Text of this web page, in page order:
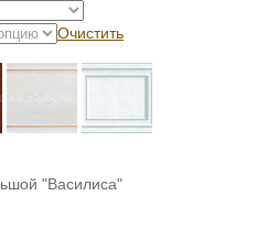
Очистить
"Василиса"